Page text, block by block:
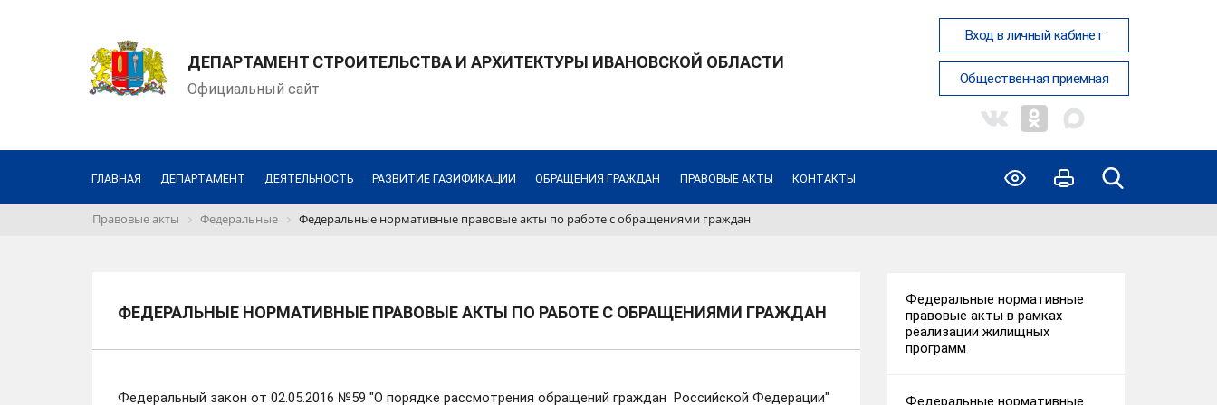
ДЕПАРТАМЕНТ СТРОИТЕЛЬСТВА И АРХИТЕКТУРЫ ИВАНОВСКОЙ ОБЛАСТИ
Официальный сайт
Вход в личный кабинет
Общественная приемная
ГЛАВНАЯ ДЕПАРТАМЕНТ ДЕЯТЕЛЬНОСТЬ РАЗВИТИЕ ГАЗИФИКАЦИИ ОБРАЩЕНИЯ ГРАЖДАН ПРАВОВЫЕ АКТЫ КОНТАКТЫ
Правовые акты Федеральные Федеральные нормативные правовые акты по работе с обращениями граждан
ФЕДЕРАЛЬНЫЕ НОРМАТИВНЫЕ ПРАВОВЫЕ АКТЫ ПО РАБОТЕ С ОБРАЩЕНИЯМИ ГРАЖДАН
Федеральный закон от 02.05.2016 №59 "О порядке рассмотрения обращений граждан Российской Федерации"
Федеральные нормативные
правовые акты в рамках
реализации жилищных
программ
Федеральные нормативные